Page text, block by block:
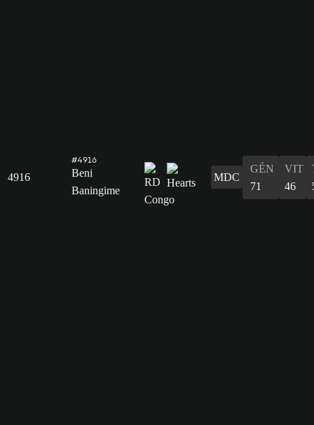
4916
#4916
Beni
Baningime
MDC
GÉN
71
VIT
46